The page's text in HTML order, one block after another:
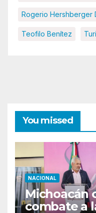
Rogerio Hershberger
Teofilo Benítez
You missed
NACIONAL
Michoacán
combate a